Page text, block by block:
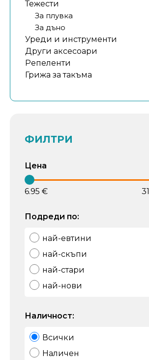
Тежести
За плувка
За дъно
Уреди и инструменти
Други аксесоари
Репеленти
Грижа за такъма
ФИЛТРИ
Цена
6.95 €
Подреди по:
най-евтини
най-скъпи
най-стари
най-нови
Наличност:
Всички
Наличен